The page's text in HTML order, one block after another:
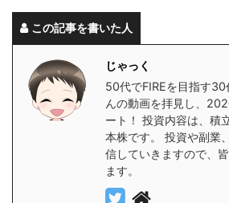
この記事を書いた人
じゃっく
50代でFIREを目指す30
んの動画を拝見し、
ート！ 投資内容は、積
本株です。 投資や副業
信していきますので、
ます。